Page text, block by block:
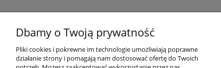
PŁATNOŚCI I DOSTAWA
Dbamy o Twoją prywatność
Pliki cookies i pokrewne im technologie umożliwiają poprawne
działanie strony i pomagają nam dostosować ofertę do Twoich